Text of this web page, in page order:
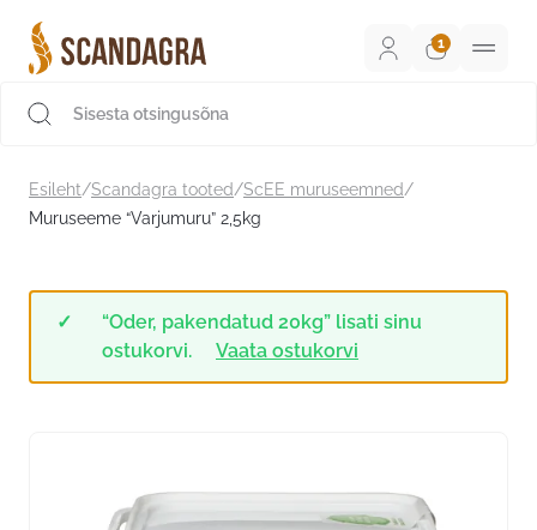
sisu
juurde
Esileht/Scandagra tooted/ScEE muruseemned/
Muruseeme “Varjumuru” 2,5kg
“Oder, pakendatud 20kg” lisati sinu
ostukorvi.
Vaata ostukorvi